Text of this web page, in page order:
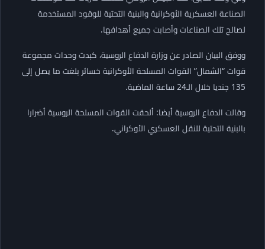
الصناعة العسكرية الأوكرانية والبنية التحتية للوقود المستخدمة
لصالح تلك الصناعات وأصابت جميع أهدافها.
ووفق البيان الصادر عن وزارة الدفاع الروسية، كبدت وحدات مجموعة
قوات “الشمال” القوات المسلحة الأوكرانية خسائر بلغت ما يصل إلى
135 جنديا خلال الـ24 ساعة الماضية.
وقالت الدفاع الروسية أيضا: ألحقت القوات المسلحة الروسية أضرارا
بالبنية التحتية للنقل العسكري الأوكراني.